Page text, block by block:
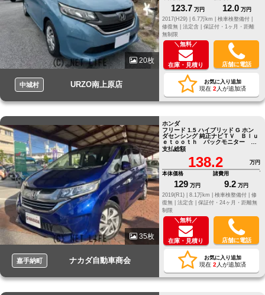
20枚
中城村 URZO南上原店
123.7 万円 12.0 万円
2017(H29) |
6.7万km |
検車検整備付 |
修復無 | 法定含 | 保証付・1ヶ月・距離
無制限
＼無料／
在庫・見積り 店舗に電話
お気に入り追加
現在 2 人が追加済
35枚
嘉手納町 ナカダ自動車商会
ホンダ
フリード 1.5 ハイブリッド G ホン
ダセンシング 純正ナビＴＶ Ｂｌｕ
ｅｔｏｏｔｈ バックモニター Ｌ
ＥＤヘッドライト オートライト
ETC 禁煙車
支払総額
138.2
万円
本体価格
129 万円
諸費用
9.2 万円
2019(R1) |
8.1万km | 検車検整備付 | 修
復無 | 法定含 | 保証付・24ヶ月・距離無
制限
＼無料／
在庫・見積り 店舗に電話
お気に入り追加
現在 2 人が追加済